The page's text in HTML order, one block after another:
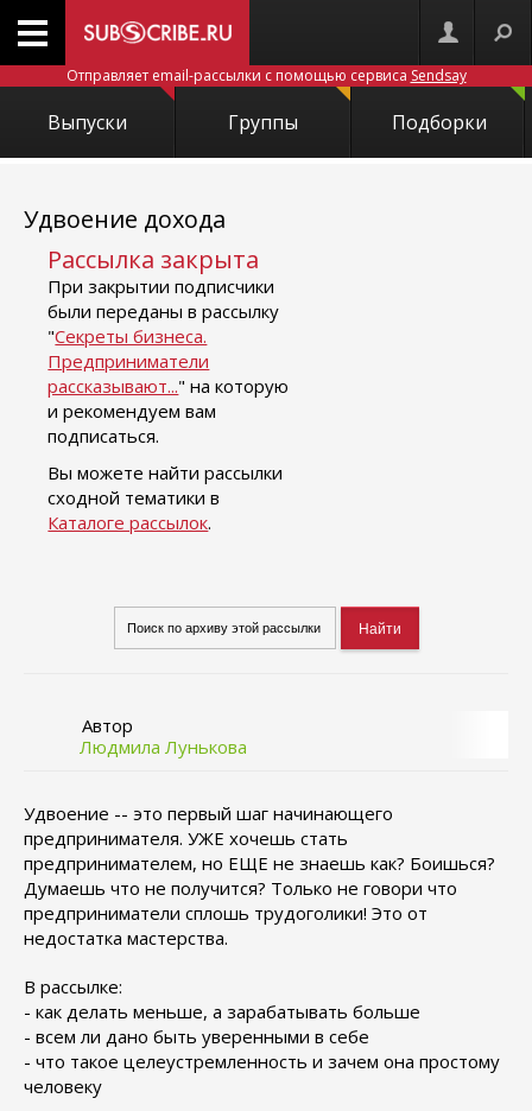
Отправляет email-рассылки с помощью сервиса Sendsay
Выпуски Группы Подборки
Удвоение дохода
Рассылка закрыта
При закрытии подписчики
были переданы в рассылку
"Секреты бизнеса.
Предприниматели
рассказывают..." на которую
и рекомендуем вам
подписаться.
Вы можете найти рассылки
сходной тематики в
Каталоге рассылок.
Автор
Людмила Лунькова
Удвоение -- это первый шаг начинающего
предпринимателя. УЖЕ хочешь стать
предпринимателем, но ЕЩЕ не знаешь как? Боишься?
Думаешь что не получится? Только не говори что
предприниматели сплошь трудоголики! Это от
недостатка мастерства.
В рассылке:
- как делать меньше, а зарабатывать больше
- всем ли дано быть уверенными в себе
- что такое целеустремленность и зачем она простому
человеку